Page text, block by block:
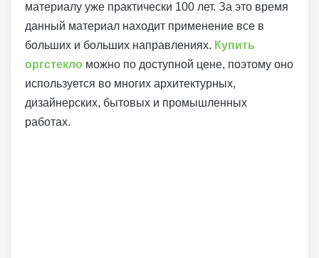
материалу уже практически 100 лет. За это время
данный материал находит применение все в
больших и больших направлениях. Купить
оргстекло можно по доступной цене, поэтому оно
используется во многих архитектурных,
дизайнерских, бытовых и промышленных
работах.